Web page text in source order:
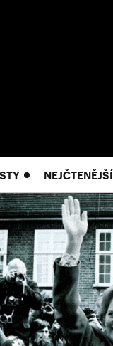
NEJČTENĚJŠÍ